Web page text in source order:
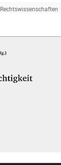
Rechtswissenschaften